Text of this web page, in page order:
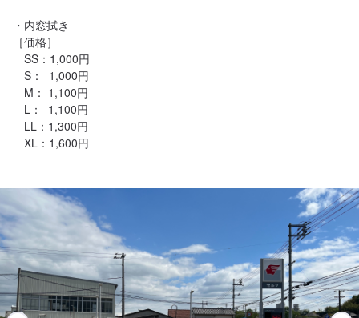
・内窓拭き
［価格］
SS：1,000円
S：  1,000円
M： 1,100円
L：  1,100円
LL：1,300円